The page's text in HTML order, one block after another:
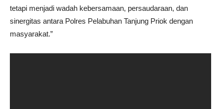
tetapi menjadi wadah kebersamaan, persaudaraan, dan
sinergitas antara Polres Pelabuhan Tanjung Priok dengan
masyarakat.”